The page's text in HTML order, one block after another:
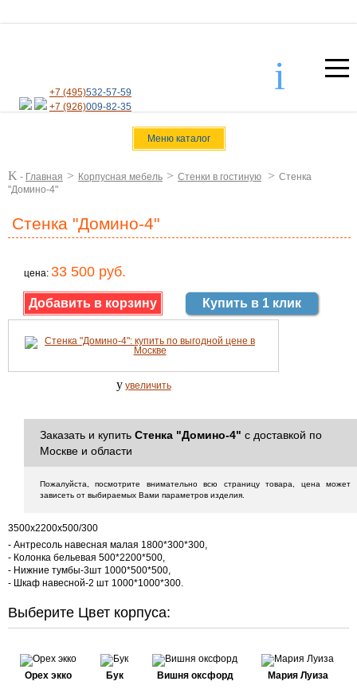
+7 (495)532-57-59
+7 (926)009-82-35
i
Меню каталог
K - Главная > Корпусная мебель > Стенки в гостиную > Стенка
"Домино-4"
Стенка "Домино-4"
цена: 33 500 руб.
Купить в 1 клик
y увеличить
Заказать и купить Стенка "Домино-4" с доставкой по
Москве и области
Пожалуйста, посмотрите внимательно всю страницу товара, цена может
зависеть от выбираемых Вами параметров изделия.
3500х2200х500/300
- Антресоль навесная малая 1800*300*300,
- Колонка бельевая 500*2200*500,
- Нижние тумбы-3шт 1000*500*500,
- Шкаф навесной-2 шт 1000*1000*300.
Выберите Цвет корпуса:
Орех экко Бук Вишня оксфорд Мария Луиза